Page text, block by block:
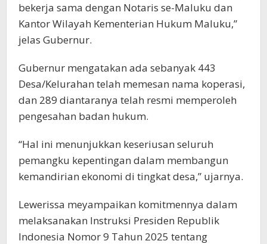
bekerja sama dengan Notaris se-Maluku dan
Kantor Wilayah Kementerian Hukum Maluku,”
jelas Gubernur.
Gubernur mengatakan ada sebanyak 443
Desa/Kelurahan telah memesan nama koperasi,
dan 289 diantaranya telah resmi memperoleh
pengesahan badan hukum.
“Hal ini menunjukkan keseriusan seluruh
pemangku kepentingan dalam membangun
kemandirian ekonomi di tingkat desa,” ujarnya.
Lewerissa meyampaikan komitmennya dalam
melaksanakan Instruksi Presiden Republik
Indonesia Nomor 9 Tahun 2025 tentang